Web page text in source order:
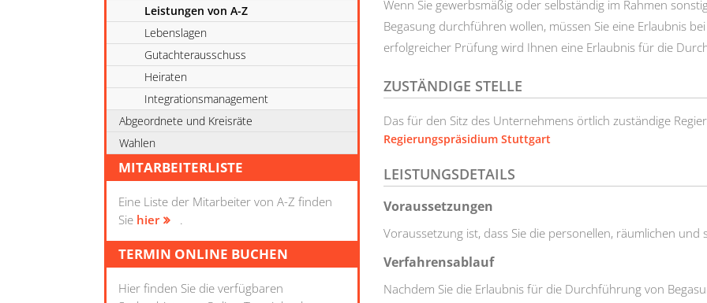
Leistungen von A-Z
Lebenslagen
Gutachterausschuss
Heiraten
Integrationsmanagement
Abgeordnete und Kreisräte
Wahlen
MITARBEITERLISTE
Eine Liste der Mitarbeiter von A-Z finden
Sie hier .
TERMIN ONLINE BUCHEN
Hier finden Sie die verfügbaren
Wenn Sie gewerbsmäßig oder selbständig im Rahmen
Begasung durchführen wollen, müssen Sie eine Erlaubnis
erfolgreicher Prüfung wird Ihnen eine Erlaubnis für die
ZUSTÄNDIGE STELLE
Das für den Sitz des Unternehmens örtlich zuständige
Regierungspräsidium Stuttgart
LEISTUNGSDETAILS
Voraussetzungen
Voraussetzung ist, dass Sie die personellen, räumlichen
Verfahrensablauf
Nachdem Sie die Erlaubnis für die Durchführung von